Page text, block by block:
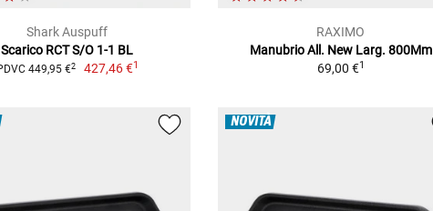
Shark Auspuff
Scarico RCT S/O 1-1 BL
449,95 €2 427,46 €1
RAXIMO
Manubrio All. New Larg. 800Mm
69,00 €1
NOVITÀ